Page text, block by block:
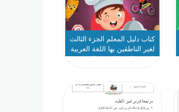
كتاب دليل المعلم الجزء الثالث
لغير الناطقين بها اللغة العربية
الصف الرابع الفصل الدراسي